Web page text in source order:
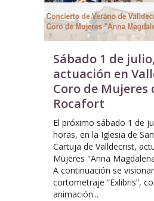
Sábado 1 de julio,
actuación en
Coro de Mujeres
Rocafort
El próximo sábado 1 de
horas, en la Iglesia de
Cartuja de Valldecrist,
Mujeres "Anna
A continuación se
cortometraje “Exlibris”,
animación...